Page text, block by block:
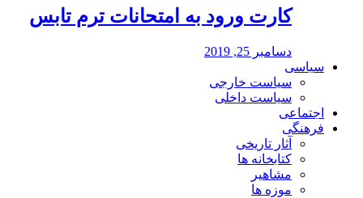
کارت ورود به امتحانات ترم تابس
دسامبر 25, 2019
سیاسی
سیاست خارجی
سیاست داخلی
اجتماعی
فرهنگی
آثار تاریخی
کتابخانه ها
مشاهیر
موزه ها